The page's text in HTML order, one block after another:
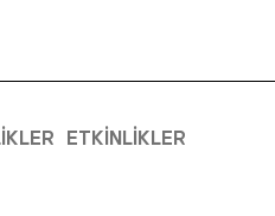
ETKINLIKLER